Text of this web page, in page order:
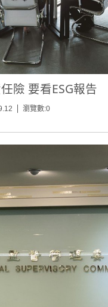
險 要看ESG報告
瀏覽數:0